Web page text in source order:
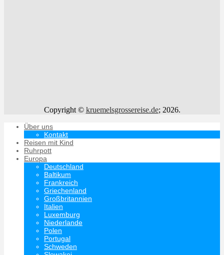
Copyright © kruemelsgrossereise.de; 2026.
Über uns
Kontakt
Reisen mit Kind
Ruhrpott
Europa
Deutschland
Baltikum
Frankreich
Griechenland
Großbritannien
Italien
Luxemburg
Niederlande
Polen
Portugal
Schweden